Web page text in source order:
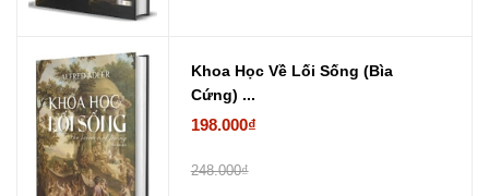
Khoa Học Về Lối Sống (Bìa
Cứng) ...
198.000₫
248.000₫